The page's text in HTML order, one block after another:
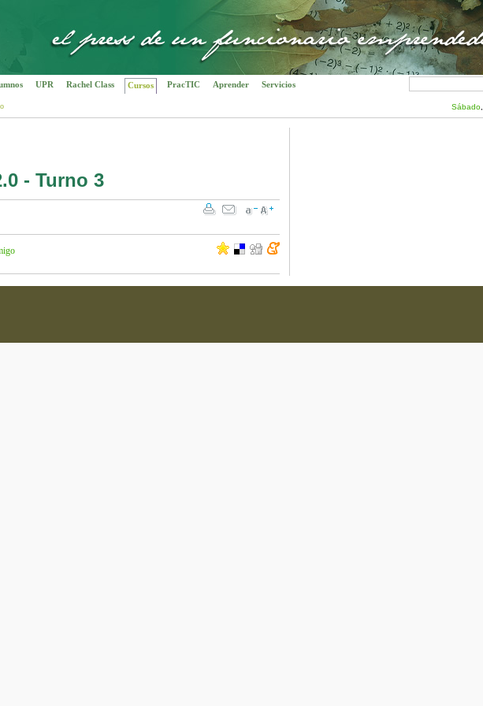
UPR Rachel Class Cursos PracTIC Aprender Servicios
Sábado
- Turno 3